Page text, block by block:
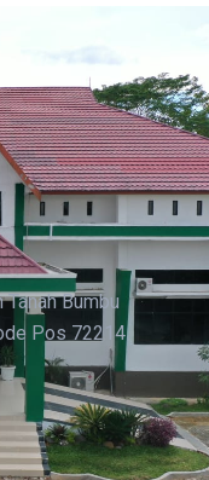
Bumbu
Pos 72214